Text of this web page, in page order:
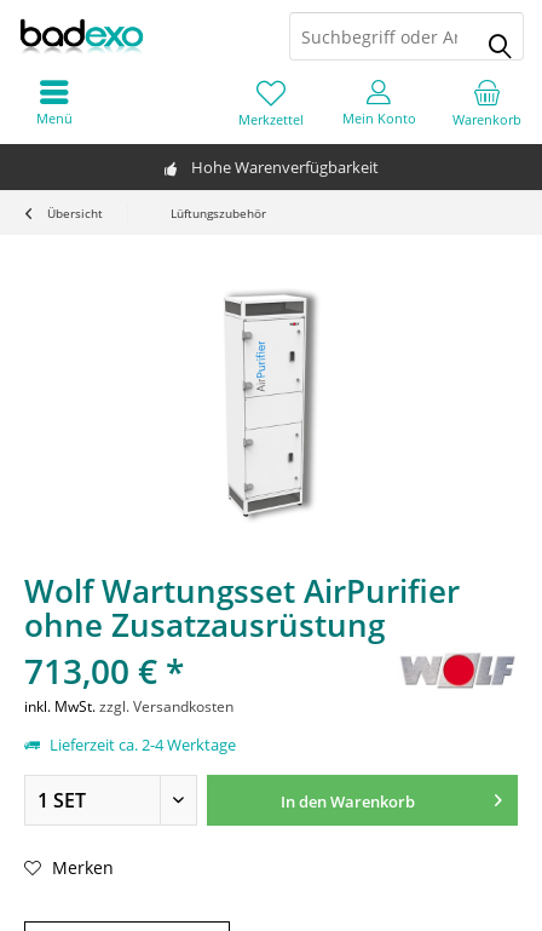
Hohe Warenverfügbarkeit
Warenkorb
Merkzettel Mein Konto
Menü
Übersicht Lüftungszubehör
Wolf Wartungsset AirPurifier
ohne Zusatzausrüstung
713,00 € *
inkl. MwSt.zzgl. Versandkosten
Lieferzeit ca. 2-4 Werktage
In denWarenkorb
Merken